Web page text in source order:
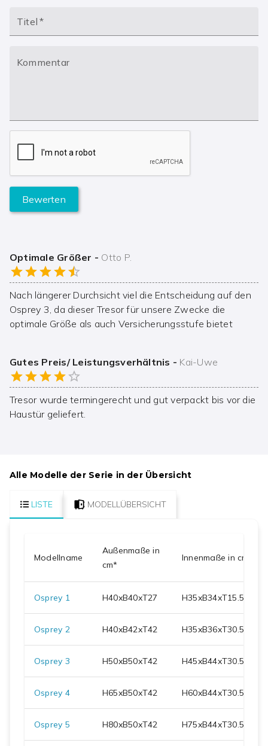
Titel *
Kommentar
Bewerten
Optimale Größer - Otto P.
Nach längerer Durchsicht viel die Entscheidung auf den
Osprey 3, da dieser Tresor für unsere Zwecke die
optimale Größe als auch Versicherungsstufe bietet
Gutes Preis/ Leistungsverhältnis - Kai-Uwe
Tresor wurde termingerecht und gut verpackt bis vor die
Haustür geliefert.
Alle Modelle der Serie in der Übersicht
LISTE MODELLÜBERSICHT
Modellname
Außenmaße in
cm*
Innenmaße in cm
Osprey 1 H40xB40xT27 H35xB34xT15.5
Osprey 2 H40xB42xT42 H35xB36xT30.5
Osprey 3 H50xB50xT42 H45xB44xT30.5
Osprey 4 H65xB50xT42 H60xB44xT30.5
Osprey 5 H80xB50xT42 H75xB44xT30.5